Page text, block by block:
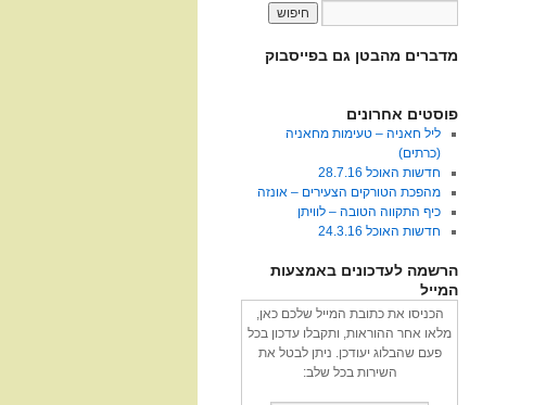
מדברים מהבטן גם בפייסבוק
פוסטים אחרונים
ליל חאניה – טעימות מחאניה
(כרתים)
חדשות האוכל 28.7.16
מהפכת הטורקים הצעירים – אונזה
כיף התקווה הטובה – לוויתן
חדשות האוכל 24.3.16
הרשמה לעדכונים באמצעות
המייל
הכניסו את כתובת המייל שלכם כאן,
מלאו אחר ההוראות, ותקבלו עדכון בכל
פעם שהבלוג יעודכן. ניתן לבטל את
השירות בכל שלב: